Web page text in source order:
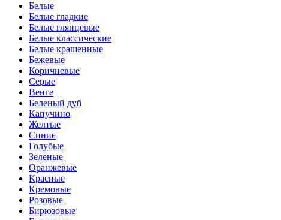
Белые
Белые гладкие
Белые глянцевые
Белые классические
Белые крашенные
Бежевые
Коричневые
Серые
Венге
Беленый дуб
Капучино
Желтые
Синие
Голубые
Зеленые
Оранжевые
Красные
Кремовые
Розовые
Бирюзовые